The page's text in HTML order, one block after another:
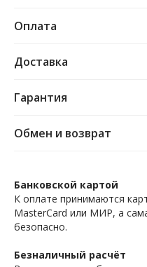
Оплата
Доставка
Гарантия
Обмен и возврат
Банковской картой
К оплате принимаются
MasterCard или МИР, а
безопасно.
Безналичный расчёт